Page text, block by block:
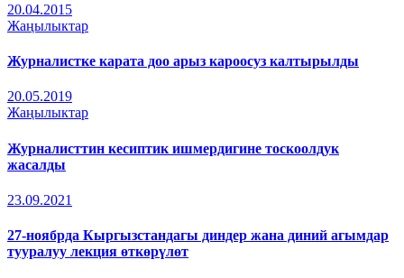
20.04.2015
Жаңылыктар
Журналистке карата доо арыз кароосуз калтырылды
20.05.2019
Жаңылыктар
Журналисттин кесиптик ишмердигине тоскоолдук
жасалды
23.09.2021
27-ноябрда Кыргызстандагы диндер жана диний агымдар
тууралуу лекция өткөрүлөт